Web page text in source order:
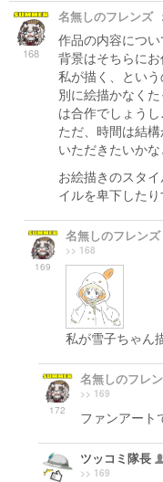
168
名無しのフレンズ
作品の内容につ
背景はそちらに
私が描く、とい
別に絵描かなく
は合作でしょう
ただ、時間は結
いただきたいかな
お絵描きのスタ
イルを卑下した
169
名無しのフレンズ
>> 168
私が雪子ちゃん
172
名無しのフレ
>> 169
ファンアート
ツッコミ隊長
>> 169